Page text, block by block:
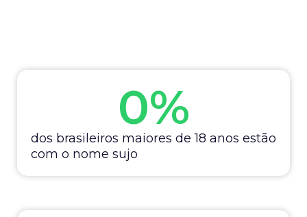
dos brasileiros maiores de 18 anos estão
com o nome sujo
0%